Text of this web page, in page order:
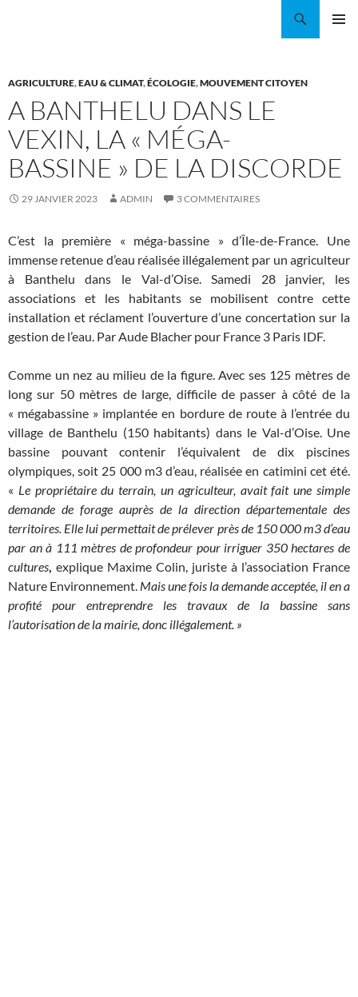
AGRICULTURE,EAU & CLIMAT,ÉCOLOGIE,MOUVEMENT CITOYEN
A BANTHELU DANS LE
VEXIN, LA « MÉGA-
BASSINE » DE LA DISCORDE
29 JANVIER 2023 ADMIN 3 COMMENTAIRES
C’est la première « méga-bassine » d’Île-de-France. Une
immense retenue d’eau réalisée illégalement par un agriculteur
à Banthelu dans le Val-d’Oise. Samedi 28 janvier, les
associations et les habitants se mobilisent contre cette
installation et réclament l’ouverture d’une concertation sur la
gestion de l’eau. Par Aude Blacher pour France 3 Paris IDF.
Comme un nez au milieu de la figure. Avec ses 125 mètres de
long sur 50 mètres de large, difficile de passer à côté de la
« mégabassine » implantée en bordure de route à l’entrée du
village de Banthelu (150 habitants) dans le Val-d’Oise. Une
bassine pouvant contenir l’équivalent de dix piscines
olympiques, soit 25 000 m3 d’eau, réalisée en catimini cet été.
« Le propriétaire du terrain, un agriculteur, avait fait une simple
demande de forage auprès de la direction départementale des
territoires. Elle lui permettait de prélever près de 150 000 m3 d’eau
par an à 111 mètres de profondeur pour irriguer 350 hectares de
cultures, explique Maxime Colin, juriste à l’association France
Nature Environnement. Mais une fois la demande acceptée, il en a
profité pour entreprendre les travaux de la bassine sans
l’autorisation de la mairie, donc illégalement. »